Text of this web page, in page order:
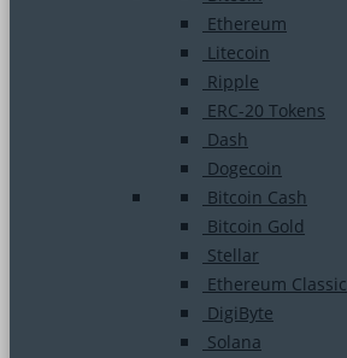
Ethereum
Litecoin
Ripple
ERC-20 Tokens
Dash
Dogecoin
Bitcoin Cash
Bitcoin Gold
Stellar
Ethereum Classic
DigiByte
Solana